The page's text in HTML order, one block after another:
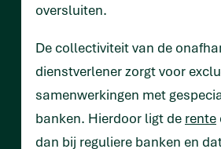
oversluiten.
De collectiviteit van de
dienstverlener zorgt voor
samenwerkingen met
banken. Hierdoor ligt de rente
dan bij reguliere banken en